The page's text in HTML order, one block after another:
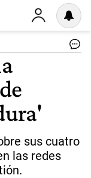
sus cuatro
las redes